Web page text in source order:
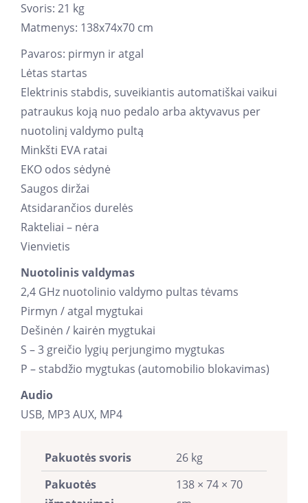
Svoris: 21 kg
Matmenys: 138x74x70 cm
Pavaros: pirmyn ir atgal
Lėtas startas
Elektrinis stabdis, suveikiantis automatiškai vaikui
patraukus koją nuo pedalo arba aktyvavus per
nuotolinį valdymo pultą
Minkšti EVA ratai
EKO odos sėdynė
Saugos diržai
Atsidarančios durelės
Rakteliai – nėra
Vienvietis
Nuotolinis valdymas
2,4 GHz nuotolinio valdymo pultas tėvams
Pirmyn / atgal mygtukai
Dešinėn / kairėn mygtukai
S – 3 greičio lygių perjungimo mygtukas
P – stabdžio mygtukas (automobilio blokavimas)
Audio
USB, MP3 AUX, MP4
Pakuotės svoris
26 kg
Pakuotės
138 × 74 × 70